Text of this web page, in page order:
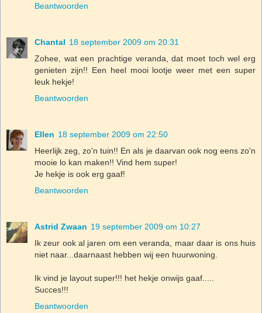
Beantwoorden
Chantal 18 september 2009 om 20:31
Zohee, wat een prachtige veranda, dat moet toch wel erg
genieten zijn!! Een heel mooi lootje weer met een super
leuk hekje!
Beantwoorden
Ellen 18 september 2009 om 22:50
Heerlijk zeg, zo'n tuin!! En als je daarvan ook nog eens zo'n
mooie lo kan maken!! Vind hem super!
Je hekje is ook erg gaaf!
Beantwoorden
Astrid Zwaan 19 september 2009 om 10:27
Ik zeur ook al jaren om een veranda, maar daar is ons huis
niet naar...daarnaast hebben wij een huurwoning.
Ik vind je layout super!!! het hekje onwijs gaaf.....
Succes!!!
Beantwoorden